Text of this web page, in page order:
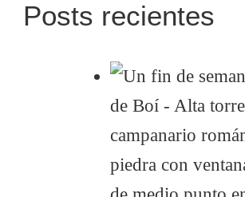
Posts recientes